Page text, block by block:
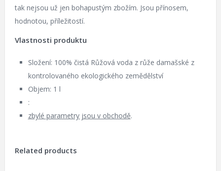
tak nejsou už jen bohapustým zbožím. Jsou přínosem,
hodnotou, příležitostí.
Vlastnosti produktu
Složení: 100% čistá Růžová voda z růže damašské z
kontrolovaného ekologického zemědělství
Objem: 1 l
:
zbylé parametry jsou v obchodě.
Related products